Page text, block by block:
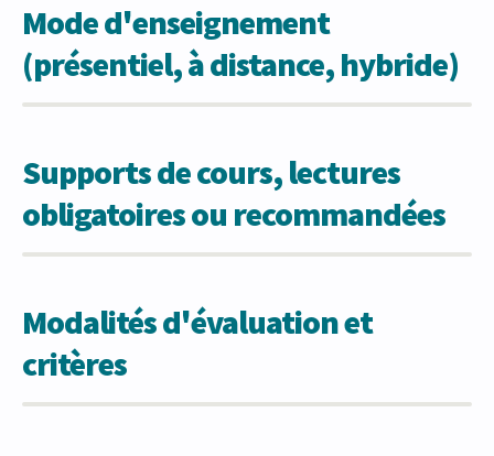
Mode d'enseignement
(présentiel, à distance, hybride)
Supports de cours, lectures
obligatoires ou recommandées
Modalités d'évaluation et
critères